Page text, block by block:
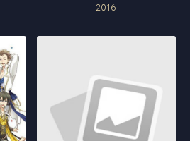
2016